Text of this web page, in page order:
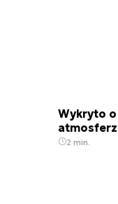
Wykryto
2 min.